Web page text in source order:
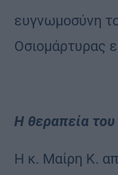
ευγνωμοσύνη
Οσιομάρτυρας
Η θεραπεία του
Η κ. Μαίρη Κ.